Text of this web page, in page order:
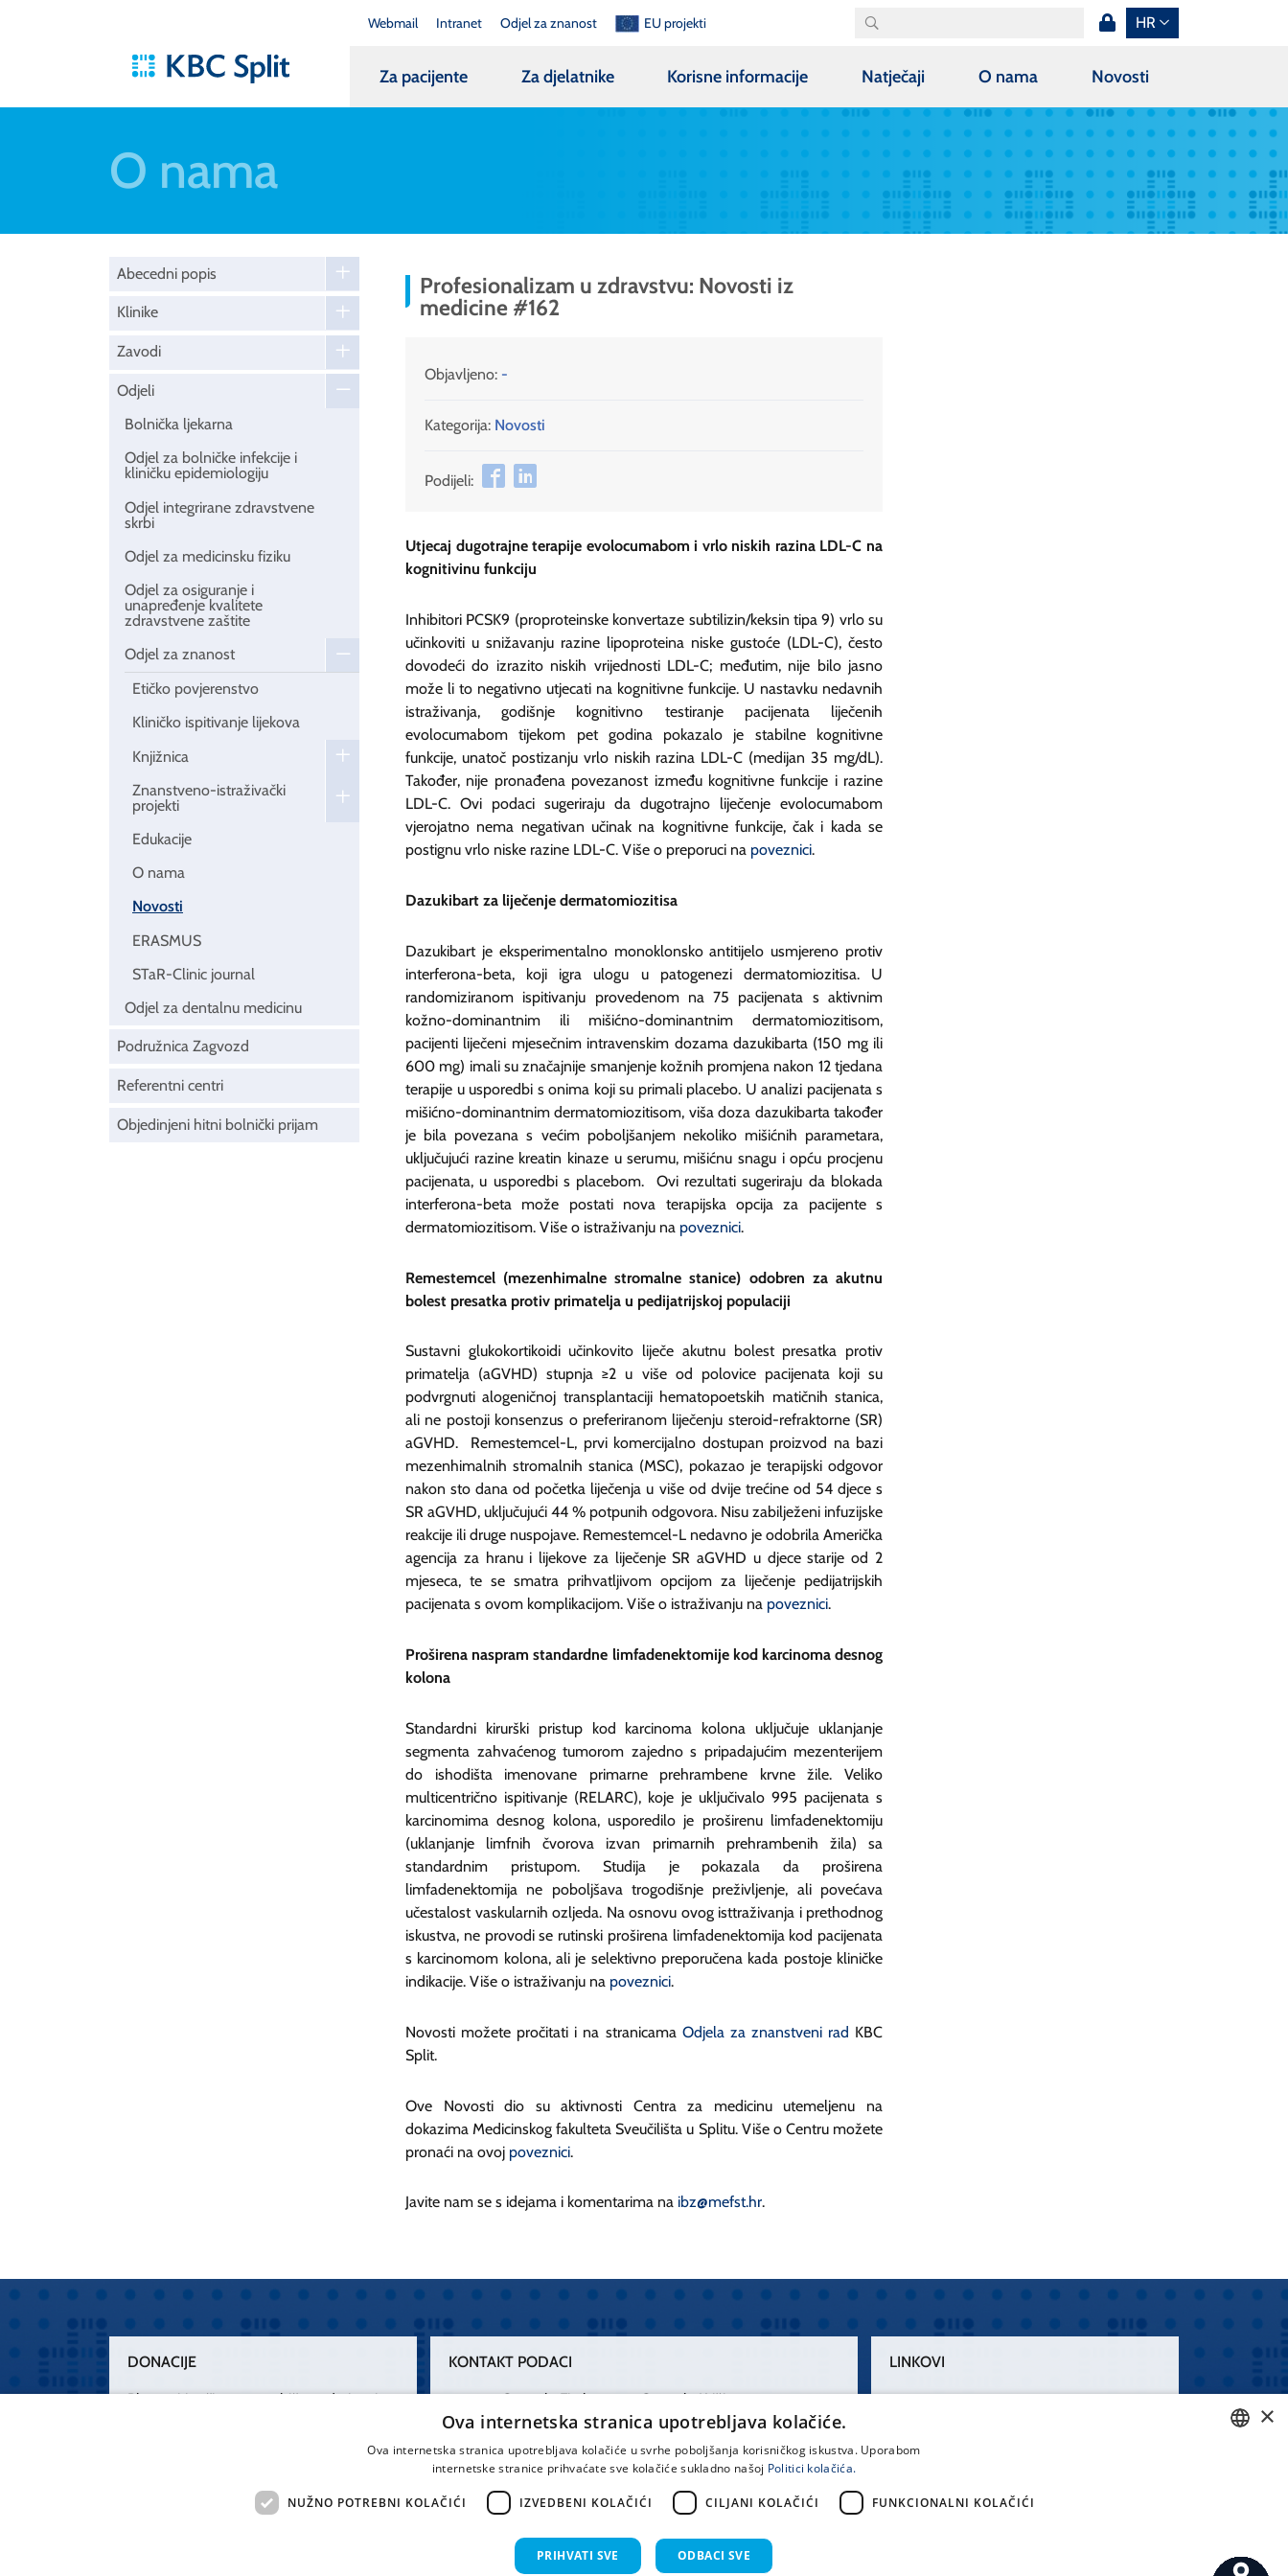
Webmail Intranet Odjel za znanost EU projekti HR
Za pacijente Za djelatnike Korisne informacije Natječaji O nama Novosti
O nama
Abecedni popis
Klinike
Zavodi
Odjeli
Bolnička ljekarna
Odjel za bolničke infekcije i
kliničku epidemiologiju
Odjel integrirane zdravstvene
skrbi
Odjel za medicinsku fiziku
Odjel za osiguranje i
unapređenje kvalitete
zdravstvene zaštite
Odjel za znanost
Etičko povjerenstvo
Kliničko ispitivanje lijekova
Knjižnica
Znanstveno-istraživački
projekti
Edukacije
O nama
Novosti
ERASMUS
STaR-Clinic journal
Odjel za dentalnu medicinu
Podružnica Zagvozd
Referentni centri
Objedinjeni hitni bolnički prijam
Profesionalizam u zdravstvu: Novosti iz
medicine #162
Objavljeno: -
Kategorija: Novosti
Podijeli:
Utjecaj dugotrajne terapije evolocumabom i vrlo niskih razina LDL-C na
kognitivinu funkciju
Inhibitori PCSK9 (proproteinske konvertaze subtilizin/keksin tipa 9) vrlo su
učinkoviti u snižavanju razine lipoproteina niske gustoće (LDL-C), često
dovodeći do izrazito niskih vrijednosti LDL-C; međutim, nije bilo jasno
može li to negativno utjecati na kognitivne funkcije. U nastavku nedavnih
istraživanja, godišnje kognitivno testiranje pacijenata liječenih
evolocumabom tijekom pet godina pokazalo je stabilne kognitivne
funkcije, unatoč postizanju vrlo niskih razina LDL-C (medijan 35 mg/dL).
Također, nije pronađena povezanost između kognitivne funkcije i razine
LDL-C. Ovi podaci sugeriraju da dugotrajno liječenje evolocumabom
vjerojatno nema negativan učinak na kognitivne funkcije, čak i kada se
postignu vrlo niske razine LDL-C. Više o preporuci na poveznici.
Dazukibart za liječenje dermatomiozitisa
Dazukibart je eksperimentalno monoklonsko antitijelo usmjereno protiv
interferona-beta, koji igra ulogu u patogenezi dermatomiozitisa. U
randomiziranom ispitivanju provedenom na 75 pacijenata s aktivnim
kožno-dominantnim ili mišićno-dominantnim dermatomiozitisom,
pacijenti liječeni mjesečnim intravenskim dozama dazukibarta (150 mg ili
600 mg) imali su značajnije smanjenje kožnih promjena nakon 12 tjedana
terapije u usporedbi s onima koji su primali placebo. U analizi pacijenata s
mišićno-dominantnim dermatomiozitisom, viša doza dazukibarta također
je bila povezana s većim poboljšanjem nekoliko mišićnih parametara,
uključujući razine kreatin kinaze u serumu, mišićnu snagu i opću procjenu
pacijenata, u usporedbi s placebom. Ovi rezultati sugeriraju da blokada
interferona-beta može postati nova terapijska opcija za pacijente s
dermatomiozitisom. Više o istraživanju na poveznici.
Remestemcel (mezenhimalne stromalne stanice) odobren za akutnu
bolest presatka protiv primatelja u pedijatrijskoj populaciji
Sustavni glukokortikoidi učinkovito liječe akutnu bolest presatka protiv
primatelja (aGVHD) stupnja ≥2 u više od polovice pacijenata koji su
podvrgnuti alogeničnoj transplantaciji hematopoetskih matičnih stanica,
ali ne postoji konsenzus o preferiranom liječenju steroid-refraktorne (SR)
aGVHD. Remestemcel-L, prvi komercijalno dostupan proizvod na bazi
mezenhimalnih stromalnih stanica (MSC), pokazao je terapijski odgovor
nakon sto dana od početka liječenja u više od dvije trećine od 54 djece s
SR aGVHD, uključujući 44 % potpunih odgovora. Nisu zabilježeni infuzijske
reakcije ili druge nuspojave. Remestemcel-L nedavno je odobrila Američka
agencija za hranu i lijekove za liječenje SR aGVHD u djece starije od 2
mjeseca, te se smatra prihvatljivom opcijom za liječenje pedijatrijskih
pacijenata s ovom komplikacijom. Više o istraživanju na poveznici.
Proširena naspram standardne limfadenektomije kod karcinoma desnog
kolona
Standardni kirurški pristup kod karcinoma kolona uključuje uklanjanje
segmenta zahvaćenog tumorom zajedno s pripadajućim mezenterijem
do ishodišta imenovane primarne prehrambene krvne žile. Veliko
multicentrično ispitivanje (RELARC), koje je uključivalo 995 pacijenata s
karcinomima desnog kolona, usporedilo je proširenu limfadenektomiju
(uklanjanje limfnih čvorova izvan primarnih prehrambenih žila) sa
standardnim pristupom. Studija je pokazala da proširena
limfadenektomija ne poboljšava trogodišnje preživljenje, ali povećava
učestalost vaskularnih ozljeda. Na osnovu ovog isttraživanja i prethodnog
iskustva, ne provodi se rutinski proširena limfadenektomija kod pacijenata
s karcinomom kolona, ali je selektivno preporučena kada postoje kliničke
indikacije. Više o istraživanju na poveznici.
Novosti možete pročitati i na stranicama Odjela za znanstveni rad KBC
Split.
Ove Novosti dio su aktivnosti Centra za medicinu utemeljenu na
dokazima Medicinskog fakulteta Sveučilišta u Splitu. Više o Centru možete
pronaći na ovoj poveznici.
Javite nam se s idejama i komentarima na ibz@mefst.hr.
DONACIJE
Plemenitim činom nesebičnog darivanja
„Zarazimo“ se dobrotom, donirajmo od
KONTAKT PODACI
Centrala Firule
021 556 111
Centrala Križine
021 557 111
Spinčićeva 1,
21000 Split
Hrvatska
office@kbsplit.hr
LINKOVI
×
Ova internetska stranica upotrebljava kolačiće.
Ova internetska stranica upotrebljava kolačiće u svrhe poboljšanja korisničkog iskustva. Uporabom
internetske stranice prihvaćate sve kolačiće sukladno našoj Politici kolačića.
NUŽNO POTREBNI KOLAČIĆI IZVEDBENI KOLAČIĆI CILJANI KOLAČIĆI FUNKCIONALNI KOLAČIĆI
PRIHVATI SVE ODBACI SVE